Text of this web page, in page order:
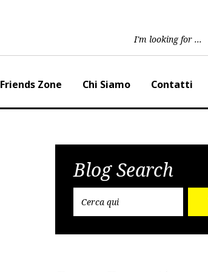
Friends Zone Chi Siamo
Contatti
Blog Search